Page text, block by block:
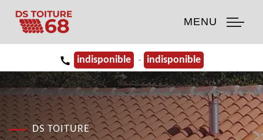
MENU
indisponible - indisponible
DS TOITURE